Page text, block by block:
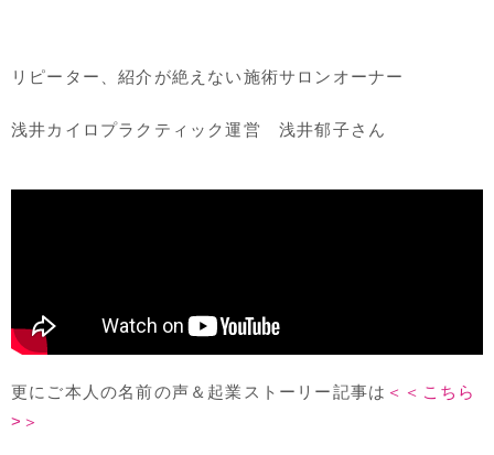
リピーター、紹介が絶えない施術サロンオーナー
浅井カイロプラクティック運営 浅井郁子さん
更にご本人の名前の声＆起業ストーリー記事は ＜＜こちら
>＞